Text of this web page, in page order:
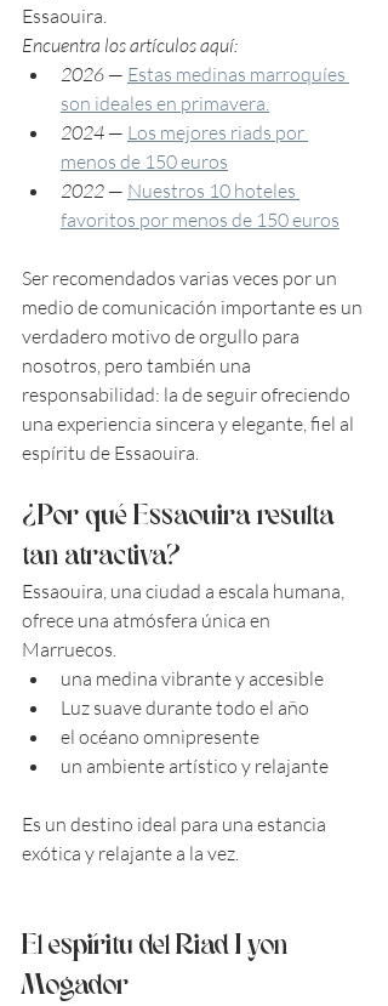
Essaouira.
Encuentra los artículos aquí:
2026 — Estas medinas marroquíes
son ideales en primavera.
2024 — Los mejores riads por
menos de 150 euros
2022 — Nuestros 10 hoteles
favoritos por menos de 150 euros
Ser recomendados varias veces por un
medio de comunicación importante es un
verdadero motivo de orgullo para
nosotros, pero también una
responsabilidad: la de seguir ofreciendo
una experiencia sincera y elegante, fiel al
espíritu de Essaouira.
¿Por qué Essaouira resulta
tan atractiva?
Essaouira, una ciudad a escala humana,
ofrece una atmósfera única en
Marruecos.
una medina vibrante y accesible
Luz suave durante todo el año
el océano omnipresente
un ambiente artístico y relajante
Es un destino ideal para una estancia
exótica y relajante a la vez.
El espíritu del Riad Lyon
Mogador